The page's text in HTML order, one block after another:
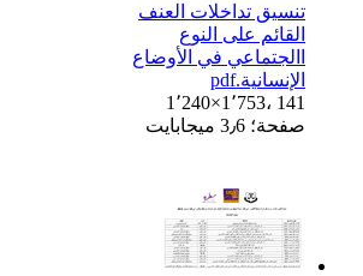
تنسيق تداخلات العنف
القائم على النوع
االجتماعي في الأوضاع
الإنسانية.pdf
1٬240×1٬753، 141
صفحة؛ 3٫6 ميجابايت